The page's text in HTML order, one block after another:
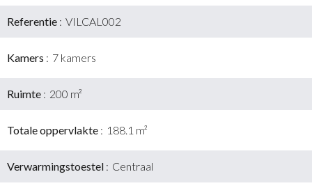
Referentie VILCAL002
Kamers 7 kamers
Ruimte 200 m²
Totale oppervlakte 188.1 m²
Verwarmingstoestel Centraal